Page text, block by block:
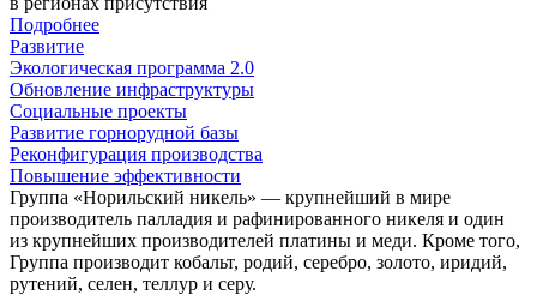
Подробнее
Развитие
Экологическая программа 2.0
Обновление инфраструктуры
Социальные проекты
Развитие горнорудной базы
Реконфигурация производства
Повышение эффективности
Группа «Норильский никель» — крупнейший в мире
производитель палладия и рафинированного никеля и один
из крупнейших производителей платины и меди. Кроме того,
Группа производит кобальт, родий, серебро, золото, иридий,
рутений, селен, теллур и серу.